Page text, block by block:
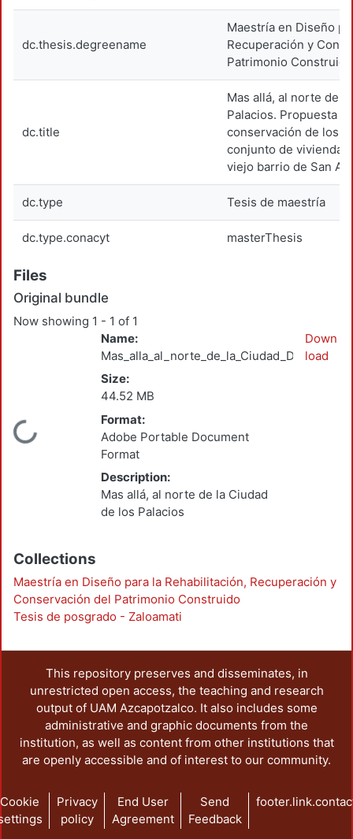
dc.thesis.degreename
Maestría en Diseño
Recuperación y
Patrimonio
dc.title
Mas allá, al norte de
Palacios. Propuesta
conservación de los
conjunto de vivienda
viejo barrio de San
dc.type Tesis de maestría
dc.type.conacyt masterThesis
Files
Original bundle
Now showing 1 - 1 of 1
Loading...
Name:
Size:
44.52 MB
Format:
Adobe Portable Document
Format
Description:
Mas allá, al norte de la Ciudad
de los Palacios
Down
load
Collections
Maestría en Diseño para la Rehabilitación, Recuperación y
Conservación del Patrimonio Construido
Tesis de posgrado - Zaloamati
This repository preserves and disseminates, in
unrestricted open access, the teaching and research
output of UAM Azcapotzalco. It also includes some
administrative and graphic documents from the
institution, as well as content from other institutions that
are openly accessible and of interest to our community.
Cookie
Privacy
policy
End User
Agreement
Send
Feedback